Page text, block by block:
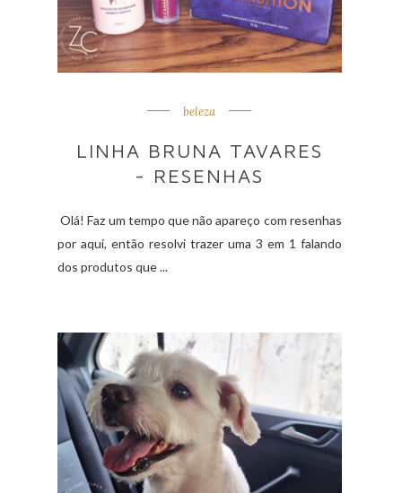
beleza
LINHA BRUNA TAVARES
- RESENHAS
Olá! Faz um tempo que não apareço com resenhas
por aqui, então resolvi trazer uma 3 em 1 falando
dos produtos que ...